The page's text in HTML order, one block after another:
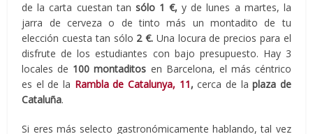
de la carta cuestan tan sólo 1 €, y de lunes a martes, la
jarra de cerveza o de tinto más un montadito de tu
elección cuesta tan sólo 2 €. Una locura de precios para el
disfrute de los estudiantes con bajo presupuesto. Hay 3
locales de 100 montaditos en Barcelona, el más céntrico
es el de la Rambla de Catalunya, 11,cerca de laplaza de
Cataluña.
Si eres más selecto gastronómicamente hablando, tal vez